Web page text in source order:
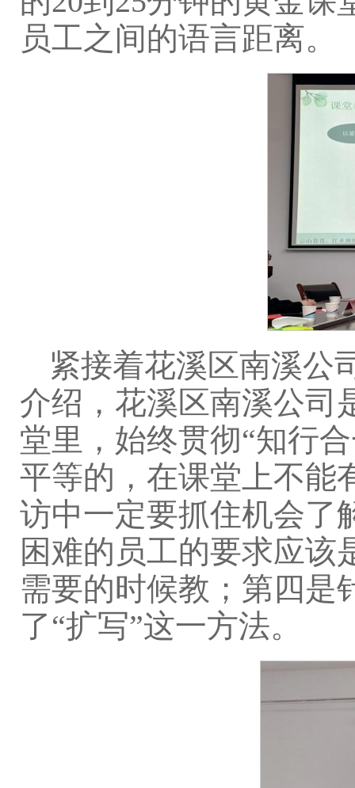
员工之间的语言距离。
紧接着花溪区南溪公
介绍，花溪区南溪公司
堂里，始终贯彻“知行
平等的，在课堂上不能
访中一定要抓住机会了
困难的员工的要求应该
需要的时候教；第四
了“扩写”这一方法。